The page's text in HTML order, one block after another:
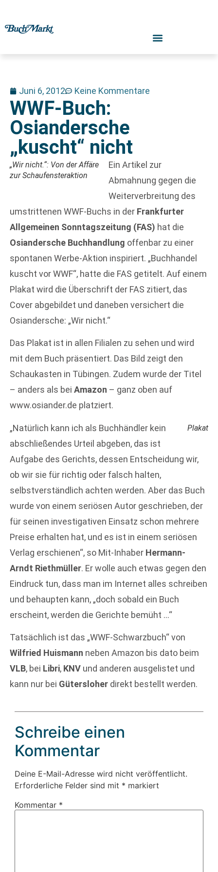
Juni 6, 2012 Keine Kommentare
WWF-Buch:
Osiandersche
„kuscht“ nicht
„Wir nicht.“: Von der Affäre
zur Schaufensteraktion
Ein Artikel zur
Abmahnung gegen die
Weiterverbreitung des
umstrittenen WWF-Buchs in der Frankfurter
Allgemeinen Sonntagszeitung (FAS) hat die
Osiandersche Buchhandlung offenbar zu einer
spontanen Werbe-Aktion inspiriert. „Buchhandel
kuscht vor WWF“, hatte die FAS getitelt. Auf einem
Plakat wird die Überschrift der FAS zitiert, das
Cover abgebildet und daneben versichert die
Osiandersche: „Wir nicht.“
Das Plakat ist in allen Filialen zu sehen und wird
mit dem Buch präsentiert. Das Bild zeigt den
Schaukasten in Tübingen. Zudem wurde der Titel
– anders als bei Amazon – ganz oben auf
www.osiander.de platziert.
Plakat
„Natürlich kann ich als Buchhändler kein
abschließendes Urteil abgeben, das ist
Aufgabe des Gerichts, dessen Entscheidung wir,
ob wir sie für richtig oder falsch halten,
selbstverständlich achten werden. Aber das Buch
wurde von einem seriösen Autor geschrieben, der
für seinen investigativen Einsatz schon mehrere
Preise erhalten hat, und es ist in einem seriösen
Verlag erschienen“, so Mit-Inhaber Hermann-
Arndt Riethmüller. Er wolle auch etwas gegen den
Eindruck tun, dass man im Internet alles schreiben
und behaupten kann, „doch sobald ein Buch
erscheint, werden die Gerichte bemüht …“
Tatsächlich ist das „WWF-Schwarzbuch“ von
Wilfried Huismann neben Amazon bis dato beim
VLB, bei Libri, KNV und anderen ausgelistet und
kann nur bei Gütersloher direkt bestellt werden.
Schreibe einen
Kommentar
Deine E-Mail-Adresse wird nicht veröffentlicht.
Erforderliche Felder sind mit * markiert
Kommentar *